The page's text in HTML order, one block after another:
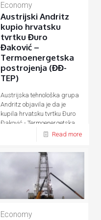
Economy
Austrijski Andritz
kupio hrvatsku
tvrtku Đuro
Đaković –
Termoenergetska
postrojenja (ĐĐ-
TEP)
Austrijska tehnološka grupa
Andritz objavila je da je
kupila hrvatsku tvrtku Đuro
Đaković - Termoenergetska
postrojenja (ĐĐ-TEP)Read more
Economy